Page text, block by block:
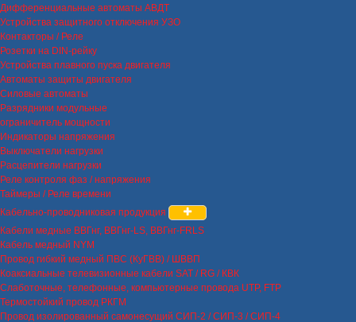
Дифференциальные автоматы АВДТ
Устройства защитного отключения УЗО
Контакторы / Реле
Розетки на DIN-рейку
Устройства плавного пуска двигателя
Автоматы защиты двигателя
Силовые автоматы
Разрядники модульные
ограничитель мощности
Индикаторы напряжения
Выключатели нагрузки
Расцепители нагрузки
Реле контроля фаз / напряжения
Таймеры / Реле времени
Кабельно-проводниковая продукция
Кабели медные ВВГнг, ВВГнг-LS, ВВГнг-FRLS
Кабель медный NYM
Провод гибкий медный ПВС (КуГВВ) / ШВВП
Коаксиальные телевизионные кабели SAT / RG / КВК
Слаботочные, телефонные, компьютерные провода UTP, FTP
Термостойкий провод РКГМ
Провод изолированный самонесущий СИП-2 / СИП-3 / СИП-4